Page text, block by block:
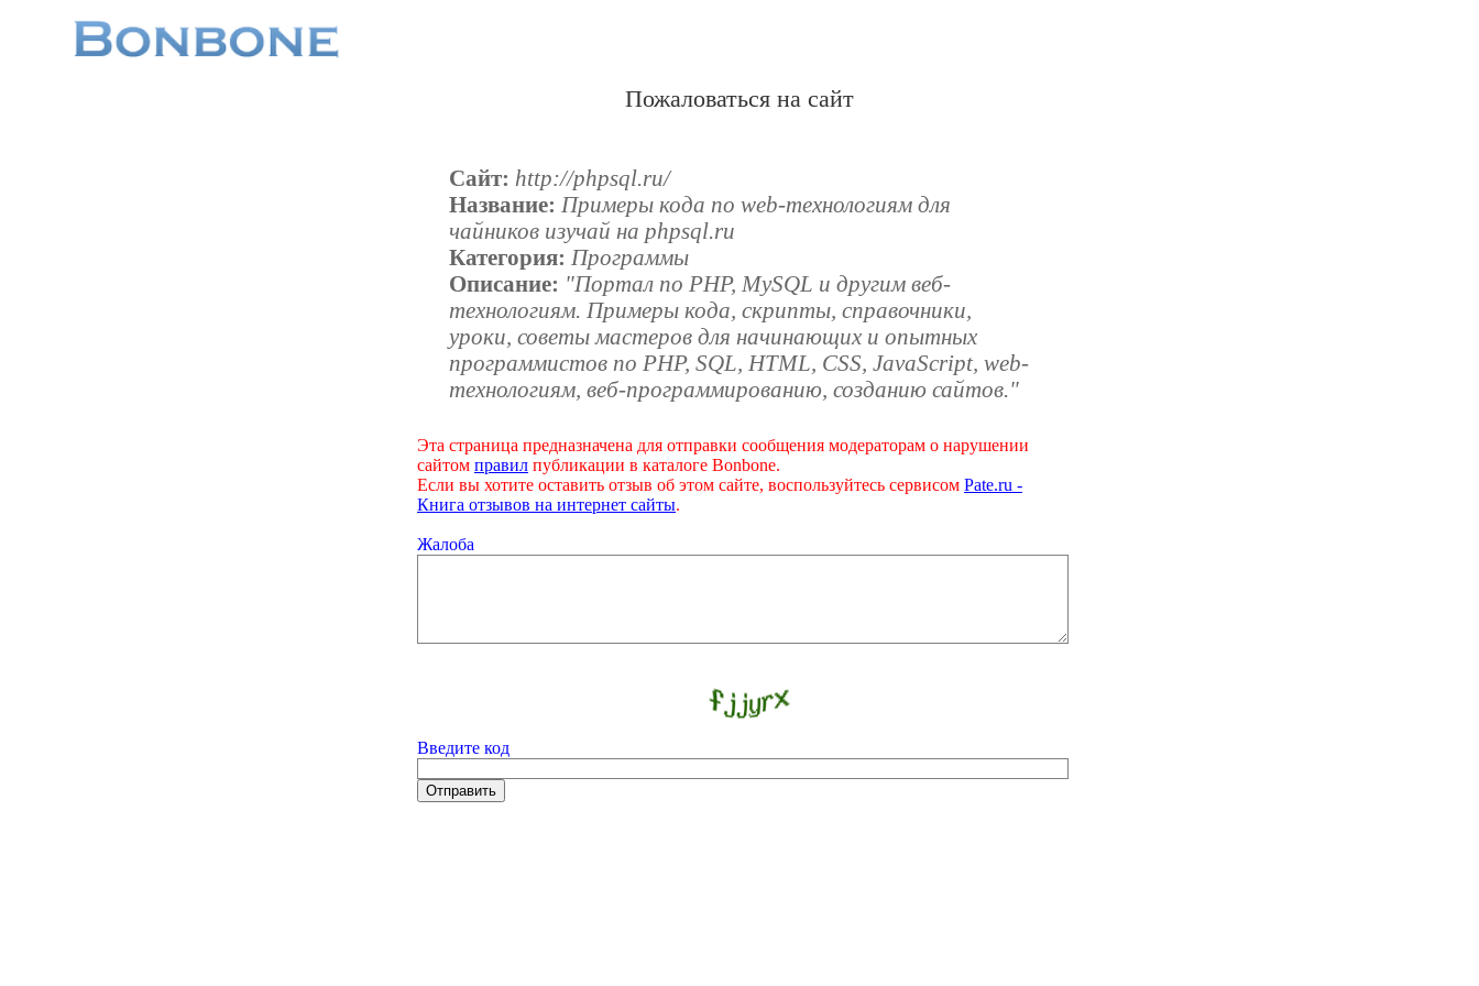
Пожаловаться на сайт
Сайт: http://phpsql.ru/
Название: Примеры кода по web-технологиям для
чайников изучай на phpsql.ru
Категория: Программы
Описание: "Портал по PHP, MySQL и другим веб-
технологиям. Примеры кода, скрипты, справочники,
уроки, советы мастеров для начинающих и опытных
программистов по PHP, SQL, HTML, CSS, JavaScript, web-
технологиям, веб-программированию, созданию сайтов."
Эта страница предназначена для отправки сообщения модераторам о нарушении
сайтом правил публикации в каталоге Bonbone.
Если вы хотите оставить отзыв об этом сайте, воспользуйтесь сервисом Pate.ru -
Книга отзывов на интернет сайты.
Жалоба
Введите код